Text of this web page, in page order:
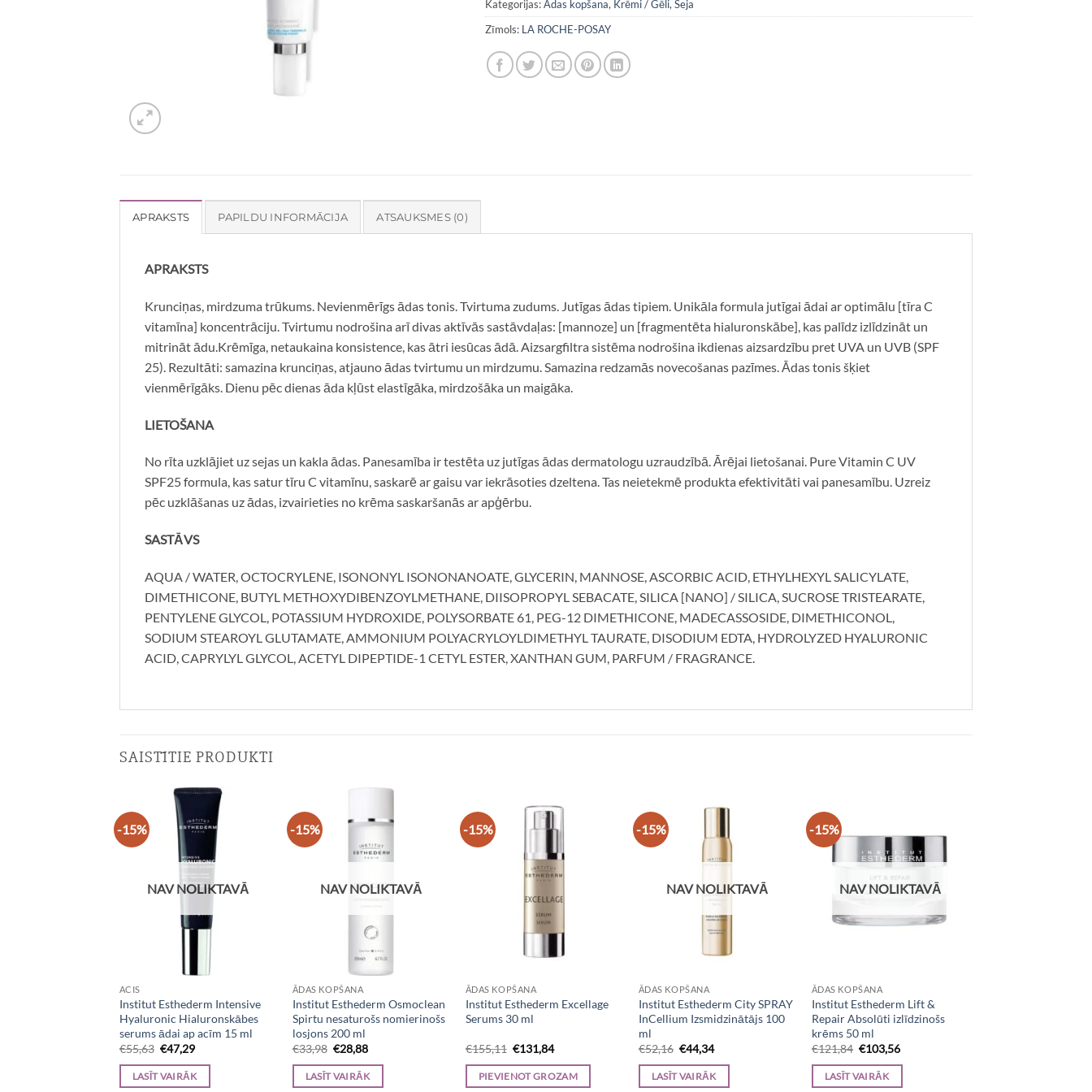
Kategorijas:Ādas kopšana, Krēmi / Gēli, Seja
Zīmols: LA ROCHE-POSAY
APRAKSTS PAPILDU INFORMĀCIJA ATSAUKSMES (0)
APRAKSTS
Krunciņas, mirdzuma trūkums. Nevienmērīgs ādas tonis. Tvirtuma zudums. Jutīgas ādas tipiem. Unikāla formula jutīgai ādai ar optimālu [tīra C
vitamīna] koncentrāciju. Tvirtumu nodrošina arī divas aktīvās sastāvdaļas: [mannoze] un [fragmentēta hialuronskābe], kas palīdz izlīdzināt un
mitrināt ādu.Krēmīga, netaukaina konsistence, kas ātri iesūcas ādā. Aizsargfiltra sistēma nodrošina ikdienas aizsardzību pret UVA un UVB (SPF
25). Rezultāti: samazina krunciņas, atjauno ādas tvirtumu un mirdzumu. Samazina redzamās novecošanas pazīmes. Ādas tonis šķiet
vienmērīgāks. Dienu pēc dienas āda kļūst elastīgāka, mirdzošāka un maigāka.
LIETOŠANA
No rīta uzklājiet uz sejas un kakla ādas. Panesamība ir testēta uz jutīgas ādas dermatologu uzraudzībā. Ārējai lietošanai. Pure Vitamin C UV
SPF25 formula, kas satur tīru C vitamīnu, saskarē ar gaisu var iekrāsoties dzeltena. Tas neietekmē produkta efektivitāti vai panesamību. Uzreiz
pēc uzklāšanas uz ādas, izvairieties no krēma saskaršanās ar apģērbu.
SASTĀVS
AQUA / WATER, OCTOCRYLENE, ISONONYL ISONONANOATE, GLYCERIN, MANNOSE, ASCORBIC ACID, ETHYLHEXYL SALICYLATE,
DIMETHICONE, BUTYL METHOXYDIBENZOYLMETHANE, DIISOPROPYL SEBACATE, SILICA [NANO] / SILICA, SUCROSE TRISTEARATE,
PENTYLENE GLYCOL, POTASSIUM HYDROXIDE, POLYSORBATE 61, PEG-12 DIMETHICONE, MADECASSOSIDE, DIMETHICONOL,
SODIUM STEAROYL GLUTAMATE, AMMONIUM POLYACRYLOYLDIMETHYL TAURATE, DISODIUM EDTA, HYDROLYZED HYALURONIC
ACID, CAPRYLYL GLYCOL, ACETYL DIPEPTIDE-1 CETYL ESTER, XANTHAN GUM, PARFUM / FRAGRANCE.
SAISTĪTIE PRODUKTI
-15%
NAV NOLIKTAVĀ
ACIS
Institut Esthederm Intensive
Hyaluronic Hialuronskābes
serums ādai ap acīm 15 ml
€55,63 Original
price
was:
€55,63.
€47,29Current
is:
€47,29.
LASĪT VAIRĀK
-15%
NAV NOLIKTAVĀ
ĀDAS KOPŠANA
Institut Esthederm Osmoclean
Spirtu nesaturošs nomierinošs
losjons 200 ml
€33,98 Original
price
was:
€33,98.
€28,88Current
is:
€28,88.
LASĪT VAIRĀK
-15%
ĀDAS KOPŠANA
Institut Esthederm Excellage
Serums 30 ml
€155,11 Original
was:
€155,11.
€131,84Current
is:
€131,84.
PIEVIENOT GROZAM
-15%
NAV NOLIKTAVĀ
ĀDAS KOPŠANA
Institut Esthederm City SPRAY
InCellium Izsmidzinātājs 100
ml
€52,16 Original
price
was:
€52,16.
€44,34Current
is:
€44,34.
LASĪT VAIRĀK
-15%
NAV NOLIKTAVĀ
ĀDAS KOPŠANA
Institut Esthederm Lift &
Repair Absolūti izlīdzinošs
krēms 50 ml
€121,84 Original
was:
€121,84.
€103,56Current
is:
LASĪT VAIRĀK